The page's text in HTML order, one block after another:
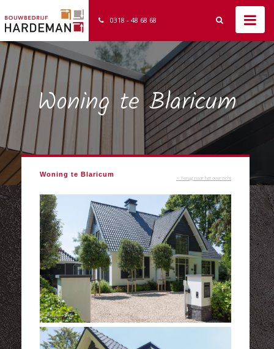
0318 - 48 68 68
Woning te Blaricum
Woning te Blaricum < Terug naar het overzicht